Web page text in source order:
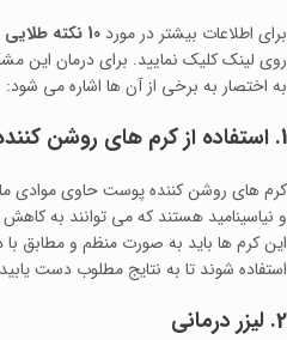
برای اطلاعات بیشتر در مورد 10 نکته طلایی مراقبت از پوست و روتین پوستی
روی لینک کلیک نمایید. برای درمان این
به اختصار به برخی از آن ها اشاره می‌ شود:
1. استفاده از کرم‌ های روشن‌ کننده
و نیاسینامید هستند که می‌ توانند به
این کرم‌ ها باید به صورت منظم و مطابق
استفاده شوند تا به نتایج مطلوب دست
2. لیزر درمانی